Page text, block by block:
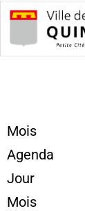
Mois
Agenda
Jour
Mois